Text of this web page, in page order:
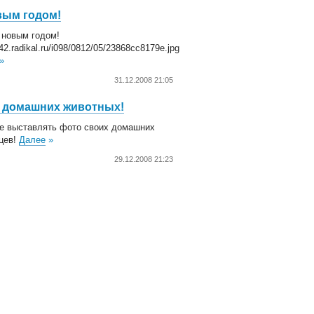
годом!
новым годом!
i098/0812/05/23868cc8179e.jpg
»
31.12.2008 21:05
животных!
выставлять фото своих домашних
Далее »
29.12.2008 21:23